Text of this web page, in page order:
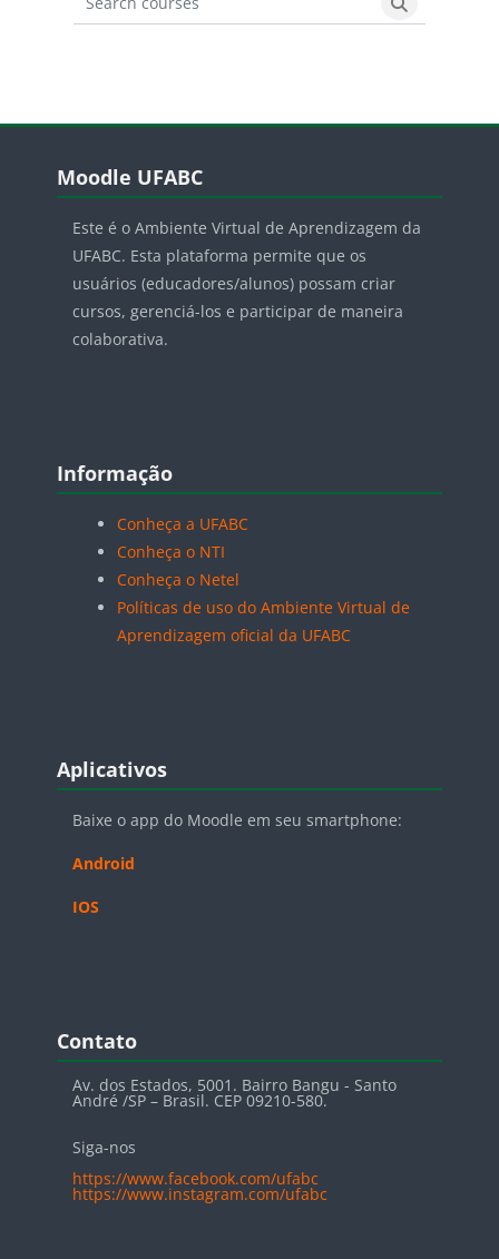
Search courses
Search
Blocos
Moodle UFABC
Este é o Ambiente Virtual de Aprendizagem da
UFABC. Esta plataforma permite que os
usuários (educadores/alunos) possam criar
cursos, gerenciá-los e participar de maneira
colaborativa.
Blocos
Informação
Conheça a UFABC
Conheça o NTI
Conheça o Netel
Políticas de uso do Ambiente Virtual de
Aprendizagem oficial da UFABC
Blocos
Aplicativos
Baixe o app do Moodle em seu smartphone:
Android
IOS
Blocos
Contato
Av. dos Estados, 5001. Bairro Bangu - Santo
André /SP – Brasil. CEP 09210-580.
Siga-nos
https://www.facebook.com/ufabc
https://www.instagram.com/ufabc